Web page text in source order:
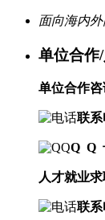
面向海内
单位合作
单位合作咨
联
Q Q
人才就业求
联